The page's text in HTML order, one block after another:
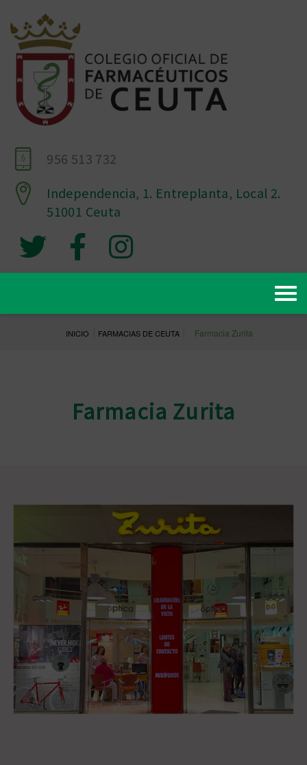
956 513 732
Independencia, 1. Entreplanta, Local 2.
51001 Ceuta
INICIO FARMACIAS DE CEUTA Farmacia Zurita
Farmacia Zurita